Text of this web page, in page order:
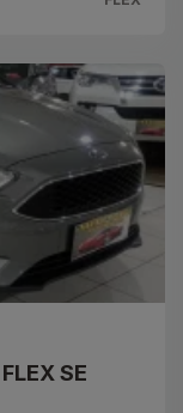
SE